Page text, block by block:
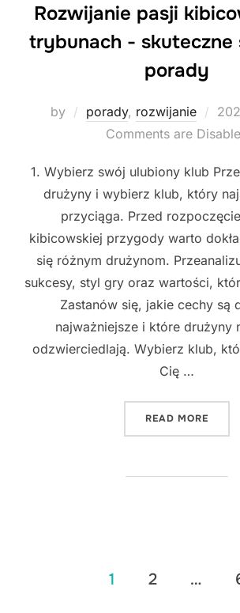
Rozwijanie pasji
trybunach - skuteczne
porady
by porady, rozwijanie
on
Comments are
1. Wybierz swój ulubiony klub
drużyny i wybierz klub, który
przyciąga. Przed
kibicowskiej przygody warto
się różnym drużynom.
sukcesy, styl gry oraz wartości,
Zastanów się, jakie cechy są
najważniejsze i które drużyny
odzwierciedlają. Wybierz klub,
Cię …
READ MORE
Stronicowanie
1 2 …